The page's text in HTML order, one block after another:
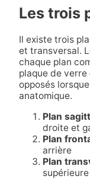
Les trois
Il existe trois
et transversal.
chaque plan
plaque de
opposés
anatomique.
Plan
droite et
Plan
arrière
Plan